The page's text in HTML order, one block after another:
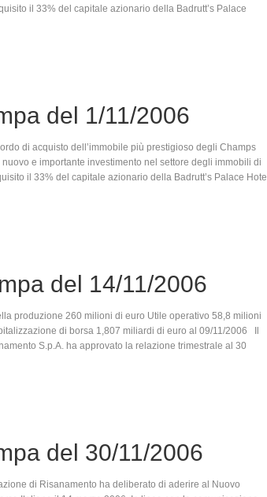
il 33% del capitale azionario della Badrutt’s Palace
del 1/11/2006
di acquisto dell’immobile più prestigioso degli Champs
e importante investimento nel settore degli immobili di
il 33% del capitale azionario della Badrutt’s Palace Hotel
del 14/11/2006
produzione 260 milioni di euro Utile operativo 58,8 milioni
di borsa 1,807 miliardi di euro al 09/11/2006 Il
S.p.A. ha approvato la relazione trimestrale al 30
del 30/11/2006
di Risanamento ha deliberato di aderire al Nuovo